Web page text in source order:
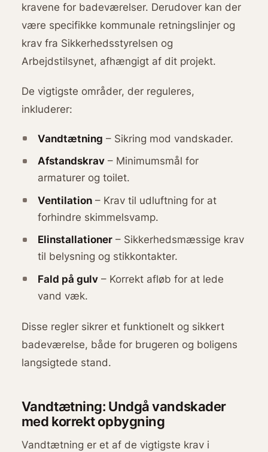
kravene for badeværelser. Derudover kan der
være specifikke kommunale retningslinjer og
krav fra Sikkerhedsstyrelsen og
Arbejdstilsynet, afhængigt af dit projekt.
De vigtigste områder, der reguleres,
inkluderer:
Vandtætning – Sikring mod vandskader.
Afstandskrav – Minimumsmål for
armaturer og toilet.
Ventilation – Krav til udluftning for at
forhindre skimmelsvamp.
Elinstallationer – Sikkerhedsmæssige krav
til belysning og stikkontakter.
Fald på gulv – Korrekt afløb for at lede
vand væk.
Disse regler sikrer et funktionelt og sikkert
badeværelse, både for brugeren og boligens
langsigtede stand.
Vandtætning: Undgå vandskader
med korrekt opbygning
Vandtætning er et af de vigtigste krav i